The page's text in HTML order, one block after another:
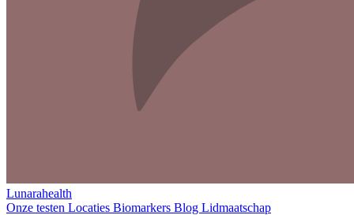
Lunarahealth
Onze testen Locaties Biomarkers Blog Lidmaatschap